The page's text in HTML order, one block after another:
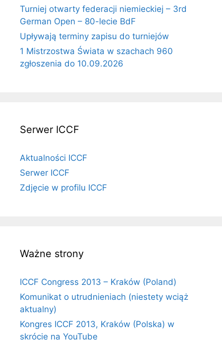
Turniej otwarty federacji niemieckiej – 3rd
German Open – 80-lecie BdF
Upływają terminy zapisu do turniejów
1 Mistrzostwa Świata w szachach 960
zgłoszenia do 10.09.2026
Serwer ICCF
Aktualności ICCF
Serwer ICCF
Zdjęcie w profilu ICCF
Ważne strony
ICCF Congress 2013 – Kraków (Poland)
Komunikat o utrudnieniach (niestety wciąż
aktualny)
Kongres ICCF 2013, Kraków (Polska) w
skrócie na YouTube